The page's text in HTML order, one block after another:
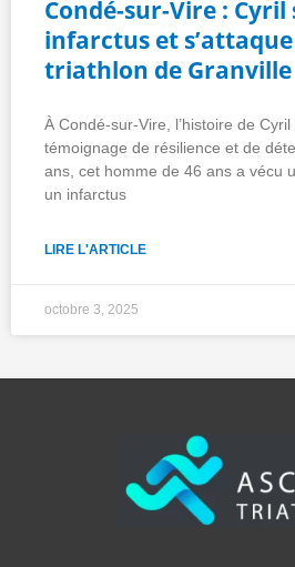
Condé-sur-Vire :
infarctus et
triathlon de Granville
À Condé-sur-Vire, l’histoire de
témoignage de résilience et de
ans, cet homme de 46 ans a vécu
un infarctus
LIRE L'ARTICLE
octobre 3, 2025